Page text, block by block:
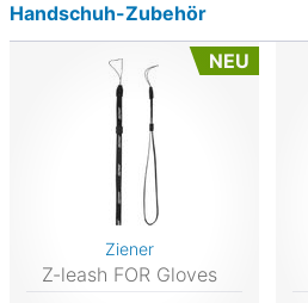
Handschuh-Zubehör
NEU
Ziener
Z-leash FOR Gloves